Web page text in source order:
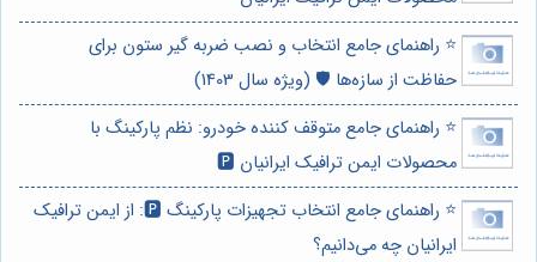
⭐️ راهنمای جامع انتخاب و نصب ضربه گیر ستون برای
حفاظت از سازه‌ها 🛡️ (ویژه سال 1403)
⭐️ راهنمای جامع متوقف کننده خودرو: نظم پارکینگ با
محصولات ایمن ترافیک ایرانیان 🅿️
⭐️ راهنمای جامع انتخاب تجهیزات پارکینگ 🅿️: از ایمن ترافیک
ایرانیان چه می‌دانیم؟